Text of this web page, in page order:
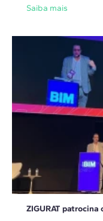
Saiba mais
ZIGURAT patrocina